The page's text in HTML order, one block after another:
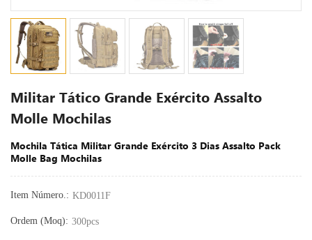
Militar Tático Grande Exército Assalto
Molle Mochilas
Mochila Tática Militar Grande Exército 3 Dias Assalto Pack
Molle Bag Mochilas
Item Número.: KD0011F
Ordem (moq): 300pcs